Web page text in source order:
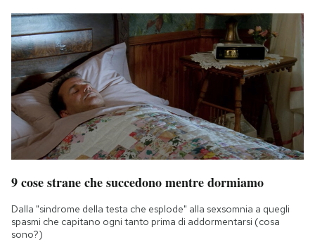
9 cose strane che succedono mentre dormiamo
Dalla "sindrome della testa che esplode" alla sexsomnia a quegli
spasmi che capitano ogni tanto prima di addormentarsi (cosa
sono?)